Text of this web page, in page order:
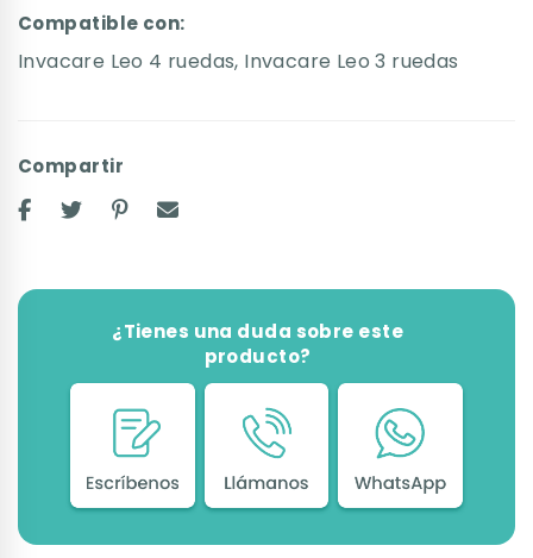
Compatible con:
Invacare Leo 4 ruedas, Invacare Leo 3 ruedas
Compartir
¿Tienes una duda sobre este
producto?